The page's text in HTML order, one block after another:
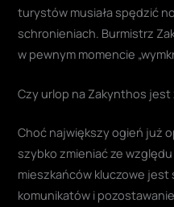
turystów musiała spędzić
schronieniach. Burmistrz
w pewnym momencie
Czy urlop na Zakynthos
Choć największy ogień już
szybko zmieniać ze
mieszkańców kluczowe
komunikatów i